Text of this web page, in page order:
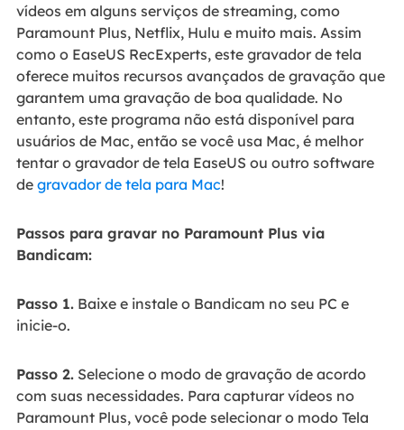
vídeos em alguns serviços de streaming, como
Paramount Plus, Netflix, Hulu e muito mais. Assim
como o EaseUS RecExperts, este gravador de tela
oferece muitos recursos avançados de gravação que
garantem uma gravação de boa qualidade. No
entanto, este programa não está disponível para
usuários de Mac, então se você usa Mac, é melhor
tentar o gravador de tela EaseUS ou outro software
de gravador de tela para Mac!
Passos para gravar no Paramount Plus via
Bandicam:
Passo 1.Baixe e instale o Bandicam no seu PC e
inicie-o.
Passo 2.Selecione o modo de gravação de acordo
com suas necessidades. Para capturar vídeos no
Paramount Plus, você pode selecionar o modo Tela